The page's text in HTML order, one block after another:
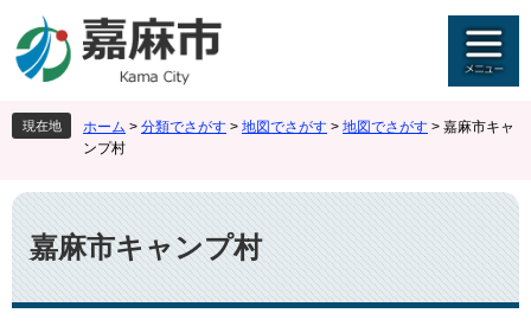
ジ
先
頭
。
ュ
を
飛
て
本
文
へ
現在地 ホーム > 分類でさがす > 地図でさがす > 地図でさがす > 嘉麻市キャ
ンプ村
本
文
嘉麻市キャンプ村